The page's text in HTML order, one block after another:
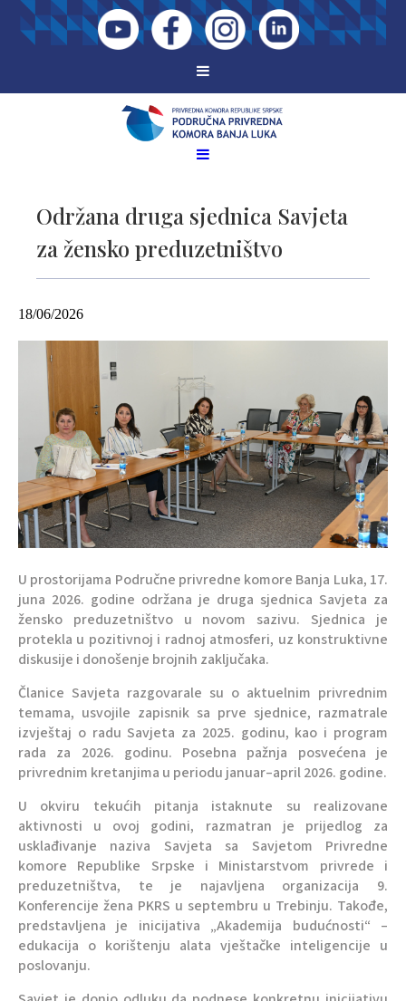
Održana druga sjednica Savjeta
za žensko preduzetništvo
18/06/2026
U prostorijama Područne privredne komore Banja Luka, 17.
juna 2026. godine održana je druga sjednica Savjeta za
žensko preduzetništvo u novom sazivu. Sjednica je
protekla u pozitivnoj i radnoj atmosferi, uz konstruktivne
diskusije i donošenje brojnih zaključaka.
Članice Savjeta razgovarale su o aktuelnim privrednim
temama, usvojile zapisnik sa prve sjednice, razmatrale
izvještaj o radu Savjeta za 2025. godinu, kao i program
rada za 2026. godinu. Posebna pažnja posvećena je
privrednim kretanjima u periodu januar–april 2026. godine.
U okviru tekućih pitanja istaknute su realizovane
aktivnosti u ovoj godini, razmatran je prijedlog za
usklađivanje naziva Savjeta sa Savjetom Privredne
komore Republike Srpske i Ministarstvom privrede i
preduzetništva, te je najavljena organizacija 9.
Konferencije žena PKRS u septembru u Trebinju. Takođe,
predstavljena je inicijativa „Akademija budućnosti“ –
edukacija o korištenju alata vještačke inteligencije u
poslovanju.